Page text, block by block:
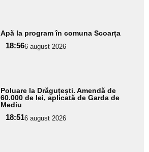
Apă la program în comuna Scoarța
18:566 august 2026
Poluare la Drăguțești. Amendă de
60.000 de lei, aplicată de Garda de
Mediu
18:516 august 2026